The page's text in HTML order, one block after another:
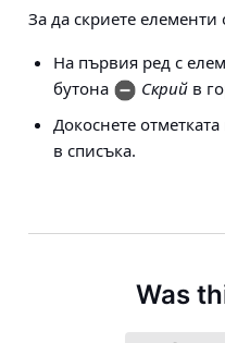
За да скриете
На първия ред с
бутона
Скрийв
Докоснете
в списъка.
Was